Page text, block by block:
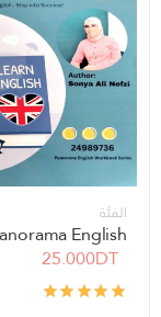
الفئة
English...
25.000DT